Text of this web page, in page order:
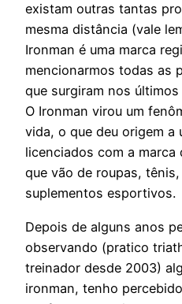
existam outras tantas
mesma distância (vale
Ironman é uma marca
mencionarmos todas as
que surgiram nos últimos
O Ironman virou um
vida, o que deu origem a
licenciados com a
que vão de roupas,
suplementos esportivos.
Depois de alguns anos
observando (pratico
treinador desde 2003)
ironman, tenho